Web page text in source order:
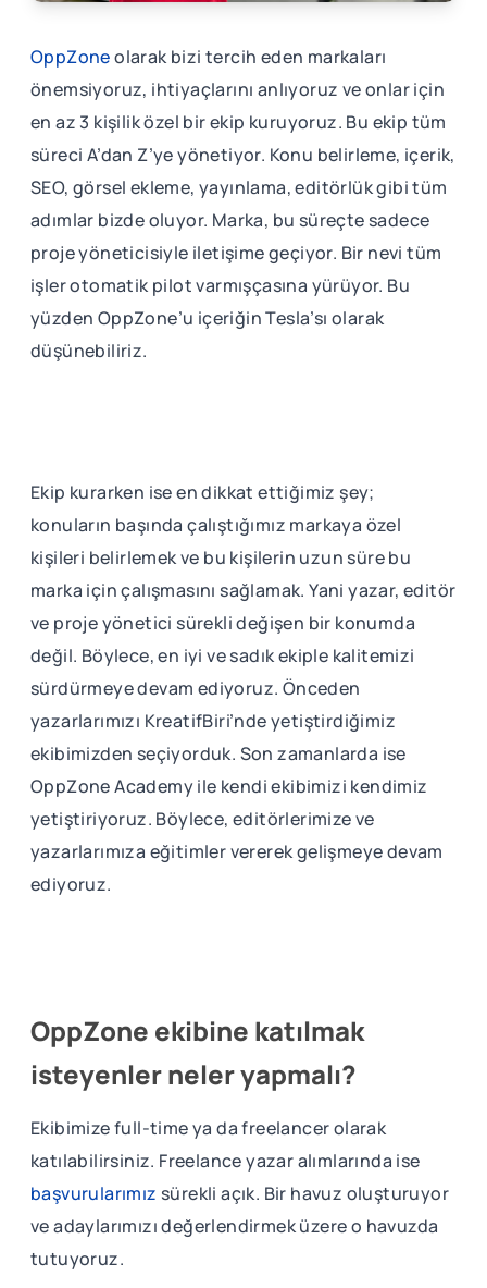
OppZoneolarak bizi tercih eden markaları
önemsiyoruz, ihtiyaçlarını anlıyoruz ve onlar için
en az 3 kişilik özel bir ekip kuruyoruz. Bu ekip tüm
süreci A’dan Z’ye yönetiyor. Konu belirleme, içerik,
SEO, görsel ekleme, yayınlama, editörlük gibi tüm
adımlar bizde oluyor. Marka, bu süreçte sadece
proje yöneticisiyle iletişime geçiyor. Bir nevi tüm
işler otomatik pilot varmışçasına yürüyor. Bu
yüzden OppZone’u içeriğin Tesla’sı olarak
düşünebiliriz.
Ekip kurarken ise en dikkat ettiğimiz şey;
konuların başında çalıştığımız markaya özel
kişileri belirlemek ve bu kişilerin uzun süre bu
marka için çalışmasını sağlamak. Yani yazar, editör
ve proje yönetici sürekli değişen bir konumda
değil. Böylece, en iyi ve sadık ekiple kalitemizi
sürdürmeye devam ediyoruz. Önceden
yazarlarımızı KreatifBiri’nde yetiştirdiğimiz
ekibimizden seçiyorduk. Son zamanlarda ise
OppZone Academy ile kendi ekibimizi kendimiz
yetiştiriyoruz. Böylece, editörlerimize ve
yazarlarımıza eğitimler vererek gelişmeye devam
ediyoruz.
OppZone ekibine katılmak
isteyenler neler yapmalı?
Ekibimize full-time ya da freelancer olarak
katılabilirsiniz. Freelance yazar alımlarında ise
başvurularımız sürekli açık. Bir havuz oluşturuyor
ve adaylarımızı değerlendirmek üzere o havuzda
tutuyoruz.